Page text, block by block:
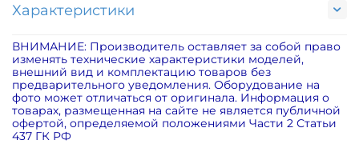
Характеристики
ВНИМАНИЕ: Производитель оставляет за собой право
изменять технические характеристики моделей,
внешний вид и комплектацию товаров без
предварительного уведомления. Оборудование на
фото может отличаться от оригинала. Информация о
товарах, размещенная на сайте не является публичной
офертой, определяемой положениями Части 2 Статьи
437 ГК РФ